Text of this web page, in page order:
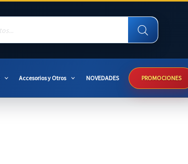
Accesorios y Otros NOVEDADES PROMOCIONES